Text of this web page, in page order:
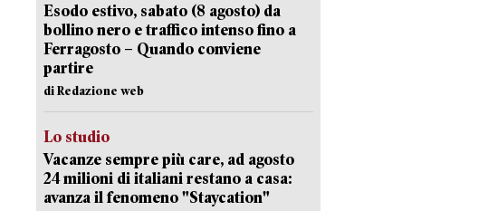
Esodo estivo, sabato (8 agosto) da
bollino nero e traffico intenso fino a
Ferragosto – Quando conviene
partire
di Redazione web
Lo studio
Vacanze sempre più care, ad agosto
24 milioni di italiani restano a casa:
avanza il fenomeno "Staycation"